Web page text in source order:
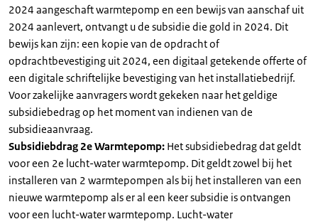
2024 aangeschaft warmtepomp en een bewijs van aanschaf uit
2024 aanlevert, ontvangt u de subsidie die gold in 2024. Dit
bewijs kan zijn: een kopie van de opdracht of
opdrachtbevestiging uit 2024, een digitaal getekende offerte of
een digitale schriftelijke bevestiging van het installatiebedrijf.
Voor zakelijke aanvragers wordt gekeken naar het geldige
subsidiebedrag op het moment van indienen van de
subsidieaanvraag.
Subsidiebdrag 2e Warmtepomp: Het subsidiebedrag dat geldt
voor een 2e lucht-water warmtepomp. Dit geldt zowel bij het
installeren van 2 warmtepompen als bij het installeren van een
nieuwe warmtepomp als er al een keer subsidie is ontvangen
voor een lucht-water warmtepomp. Lucht-water